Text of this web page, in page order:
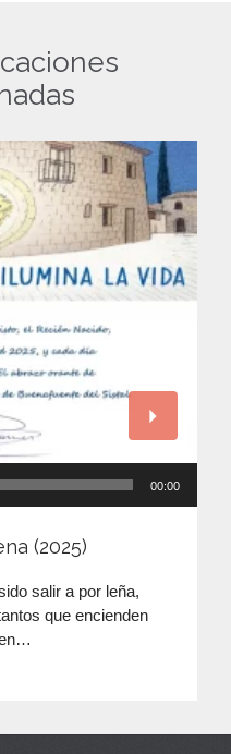
00:00
(2025)
salir a por leña,
que encienden